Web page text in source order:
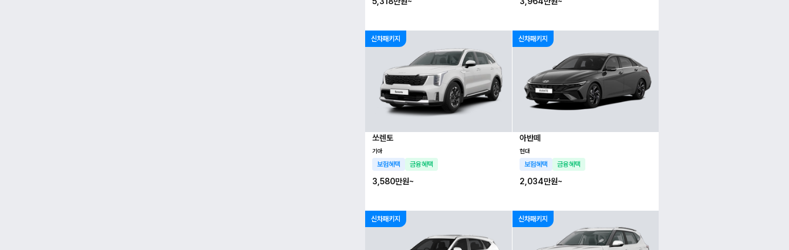
신차패키지
쏘렌토
기아
보험혜택 금융혜택
3,580만원~
신차패키지
아반떼
현대
보험혜택 금융혜택
2,034만원~
신차패키지 신차패키지